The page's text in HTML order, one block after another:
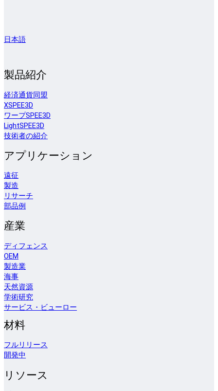
日本語
製品紹介
経済通貨同盟
XSPEE3D
ワープSPEE3D
LightSPEE3D
技術者の紹介
アプリケーション
遠征
製造
リサーチ
部品例
産業
ディフェンス
OEM
製造業
海事
天然資源
学術研究
サービス・ビューロー
材料
フルリリース
開発中
リソース